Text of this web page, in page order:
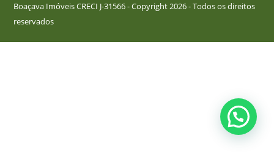
Boaçava Imóveis CRECI J-31566 - Copyright 2026 - Todos os direitos
reservados